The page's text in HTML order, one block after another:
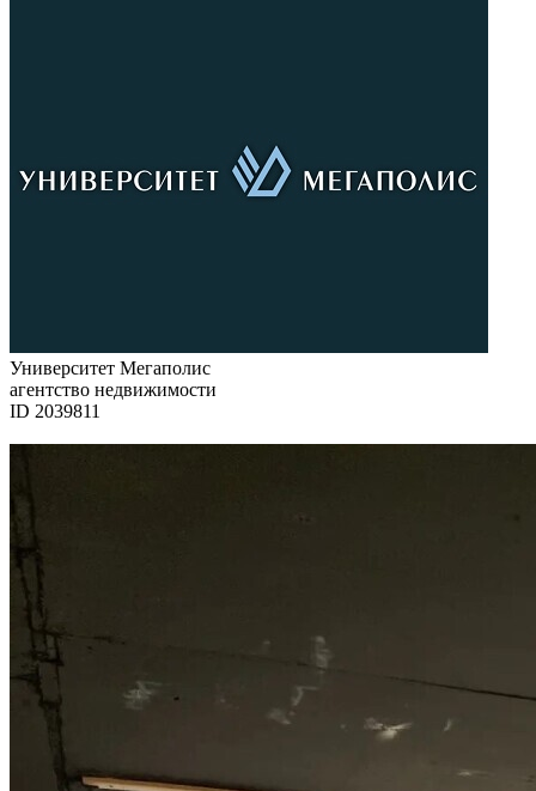
Университет Мегаполис
агентство недвижимости
ID 2039811